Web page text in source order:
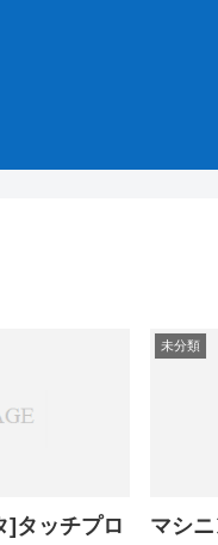
]タッチプロ
未分類
マシ